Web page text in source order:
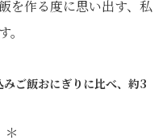
を作る度に思い出す、私
ご飯おにぎりに比べ、約3